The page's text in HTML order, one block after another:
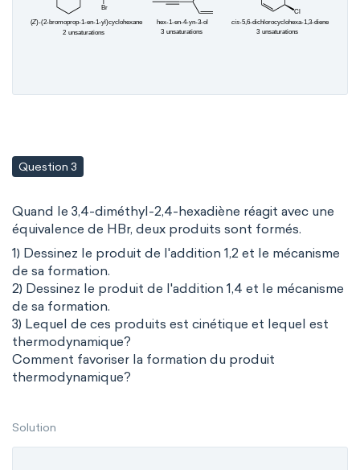
Question 3
Quand le 3,4-diméthyl-2,4-hexadiène réagit avec une
équivalence de HBr, deux produits sont formés.
1) Dessinez le produit de l'addition 1,2 et le mécanisme
de sa formation.
2) Dessinez le produit de l'addition 1,4 et le mécanisme
de sa formation.
3) Lequel de ces produits est cinétique et lequel est
thermodynamique?
Comment favoriser la formation du produit
thermodynamique?
Solution